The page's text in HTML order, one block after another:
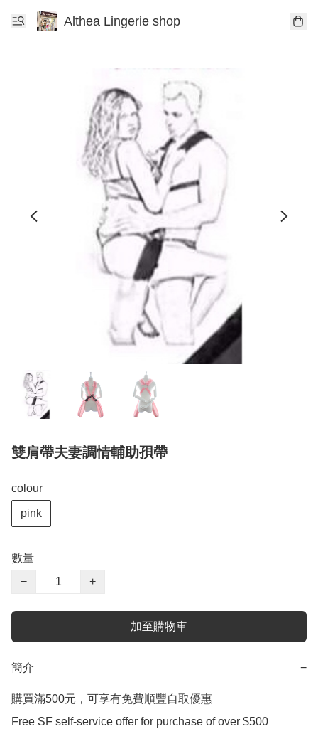
Althea Lingerie shop
雙肩帶夫妻調情輔助孭帶
colour
pink
數量
−
+
加至購物車
簡介 −
購買滿500元，可享有免費順豐自取優惠
Free SF self-service offer for purchase of over $500